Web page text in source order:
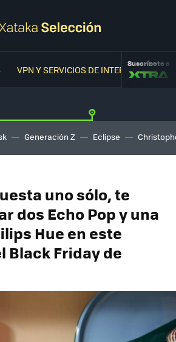
VPN Y SERVICIOS DE INTERNETSuscríbete a
Generación Z Eclipse
uno sólo, te
dos Echo Pop y una
Hue en este
Black Friday de